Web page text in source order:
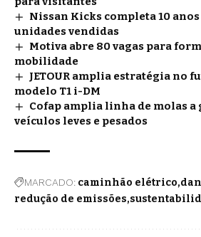
Nissan Kicks completa 10
unidades vendidas
Motiva abre 80 vagas para
mobilidade
JETOUR amplia estratégia no
modelo T1 i-DM
Cofap amplia linha de molas a
veículos leves e pesados
MARCADO: caminhão elétrico
redução de emissões